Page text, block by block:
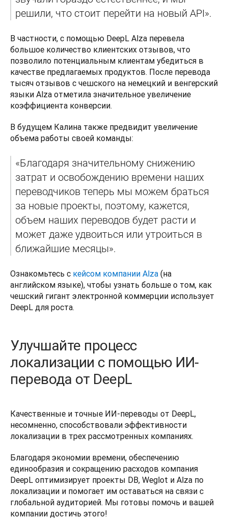
решили, что стоит перейти на новый API».
В частности, с помощью DeepL Alza перевела
большое количество клиентских отзывов, что
позволило потенциальным клиентам убедиться в
качестве предлагаемых продуктов. После перевода
тысяч отзывов с чешского на немецкий и венгерский
языки Alza отметила значительное увеличение
коэффициента конверсии.
В будущем Калина также предвидит увеличение
объема работы своей команды:
«Благодаря значительному снижению
затрат и освобождению времени наших
переводчиков теперь мы можем браться
за новые проекты, поэтому, кажется,
объем наших переводов будет расти и
может даже удвоиться или утроиться в
ближайшие месяцы».
Ознакомьтесь с кейсом компании Alza (на
английском языке), чтобы узнать больше о том, как
чешский гигант электронной коммерции использует
DeepL для роста.
Улучшайте процесс
локализации с помощью ИИ-
перевода от DeepL
Качественные и точные ИИ-переводы от DeepL,
несомненно, способствовали эффективности
локализации в трех рассмотренных компаниях.
Благодаря экономии времени, обеспечению
единообразия и сокращению расходов компания
DeepL оптимизирует проекты DB, Weglot и Alza по
локализации и помогает им оставаться на связи с
глобальной аудиторией. Мы готовы помочь и вашей
компании достичь этого!